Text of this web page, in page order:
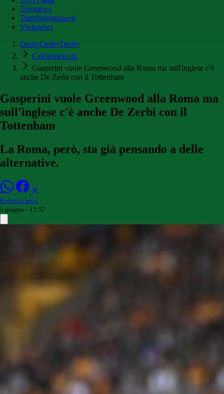
Toronews
Tuttobolognaweb
Violanews
DerbyDerbyDerby
Calciomercato
Gasperini vuole Greenwood alla Roma ma sull'inglese c'è
anche De Zerbi con il Tottenham
Gasperini vuole Greenwood alla Roma ma
sull'inglese c'è anche De Zerbi con il
Tottenham
La Roma, però, sta già pensando a delle
alternative.
Federico Iezzi
3 giugno - 12:57